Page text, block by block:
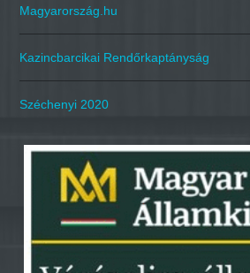
Magyarország.hu
Kazincbarcikai Rendőrkaptányság
Széchenyi 2020